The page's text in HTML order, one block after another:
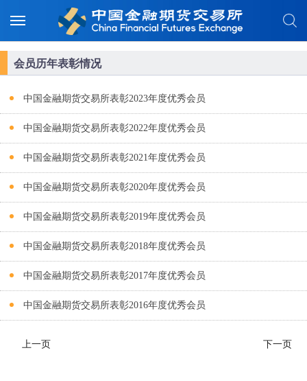
会员历年表彰情况
中国金融期货交易所表彰2023年度优秀会员
中国金融期货交易所表彰2022年度优秀会员
中国金融期货交易所表彰2021年度优秀会员
中国金融期货交易所表彰2020年度优秀会员
中国金融期货交易所表彰2019年度优秀会员
中国金融期货交易所表彰2018年度优秀会员
中国金融期货交易所表彰2017年度优秀会员
中国金融期货交易所表彰2016年度优秀会员
上一页 下一页